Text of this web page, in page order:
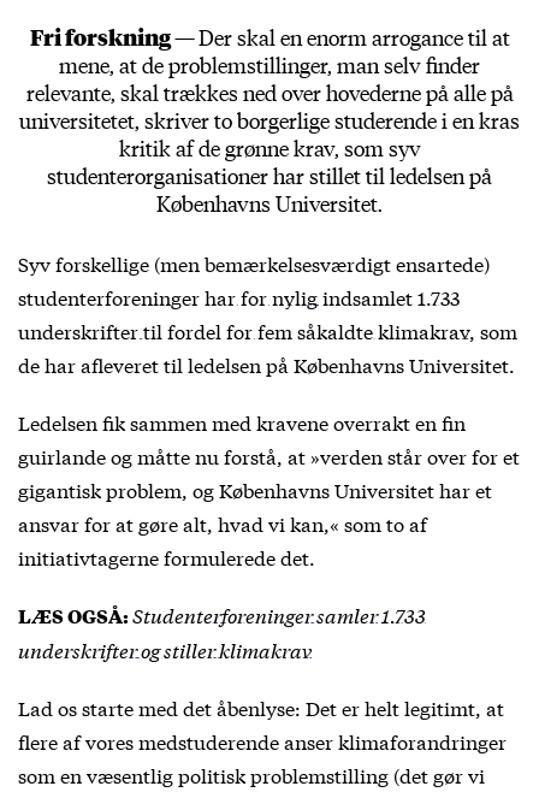
Fri forskning —Der skal en enorm arrogance til at
mene, at de problemstillinger, man selv finder
relevante, skal trækkes ned over hovederne på alle på
universitetet, skriver to borgerlige studerende i en kras
kritik af de grønne krav, som syv
studenterorganisationer har stillet til ledelsen på
Københavns Universitet.
Syv forskellige (men bemærkelsesværdigt ensartede)
studenterforeningerhar for nylig indsamlet 1.733
underskrifter til fordel for fem såkaldte klimakrav, som
de har afleveret til ledelsen på Københavns Universitet.
Ledelsen fik sammen med kravene overrakt en fin
guirlande og måtte nu forstå, at »verden står over for et
gigantisk problem, og Københavns Universitet har et
ansvar for at gøre alt, hvad vi kan,« som to af
initiativtagerne formulerede det.
LÆS OGSÅ:Studenterforeninger samler 1.733
underskrifter og stiller klimakrav
Lad os starte med det åbenlyse: Det er helt legitimt, at
flere af vores medstuderende anser klimaforandringer
som en væsentlig politisk problemstilling (det gør vi